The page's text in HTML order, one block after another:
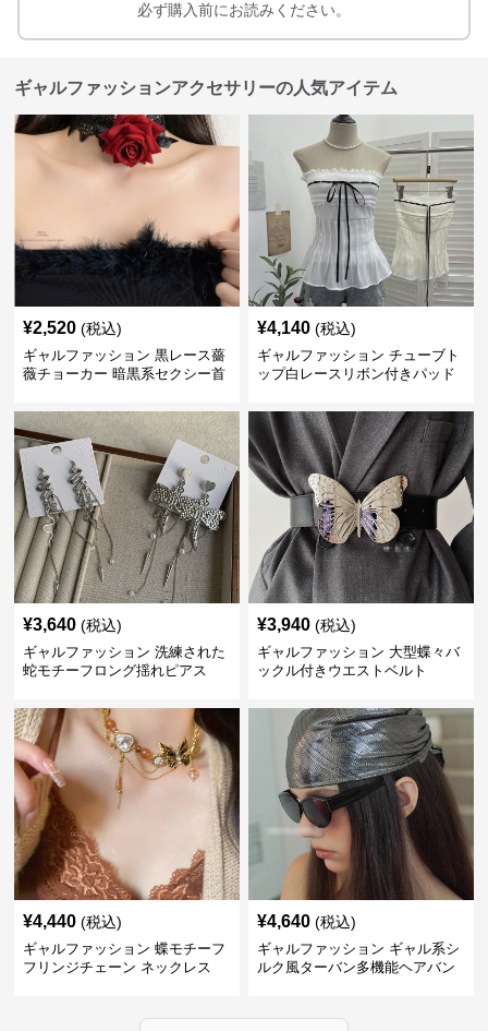
必ず購入前にお読みください。
ギャルファッションアクセサリーの人気アイテム
¥2,520 (税込)
ギャルファッション 黒レース薔
薇チョーカー 暗黒系セクシー首
¥4,140 (税込)
ギャルファッション チューブト
ップ白レースリボン付きパッド
¥3,640 (税込)
ギャルファッション 洗練された
蛇モチーフロング揺れピアス
¥3,940 (税込)
ギャルファッション 大型蝶々バ
ックル付きウエストベルト
¥4,440 (税込)
ギャルファッション 蝶モチーフ
フリンジチェーン ネックレス
¥4,640 (税込)
ギャルファッション ギャル系シ
ルク風ターバン多機能ヘアバン